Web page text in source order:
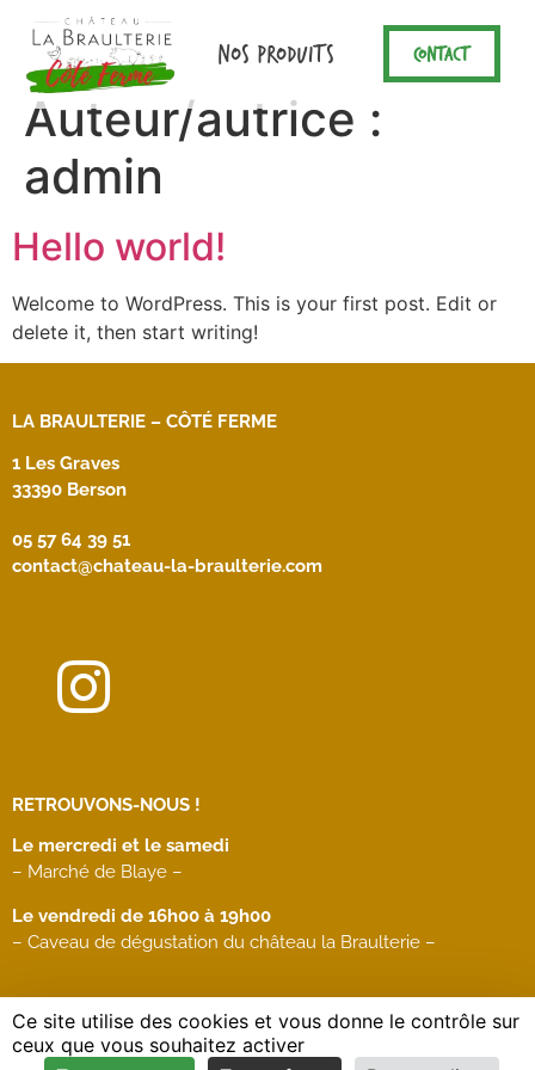
NOS PRODUITS CONTACT
Auteur/autrice :
admin
Hello world!
Welcome to WordPress. This is your first post. Edit or
delete it, then start writing!
LA BRAULTERIE – CÔTÉ FERME
1 Les Graves
33390 Berson
05 57 64 39 51
contact@chateau-la-braulterie.com
RETROUVONS-NOUS !
Le mercredi et le samedi
– Marché de Blaye –
Le vendredi de 16h00 à 19h00
– Caveau de dégustation du château la Braulterie –
Mentions légales/Politique de confidentialité / copyright
2023 / Réalisation :DiGiTWiST.fr
Panneau de gestion des cookies
Ce site utilise des cookies et vous donne le contrôle sur
ceux que vous souhaitez activer